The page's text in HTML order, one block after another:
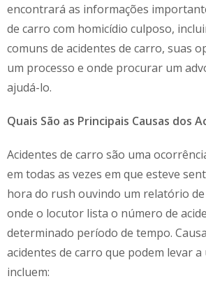
encontrará as informações
de carro com homicídio culposo,
comuns de acidentes de carro, suas
um processo e onde procurar um
ajudá-lo.
Quais São as Principais Causas dos
Acidentes de carro são uma
em todas as vezes em que esteve
hora do rush ouvindo um relatório
onde o locutor lista o número de
determinado período de tempo.
acidentes de carro que podem levar
incluem: